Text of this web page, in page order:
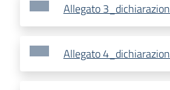
Allegato
Allegato